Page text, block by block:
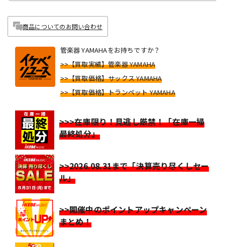
商品についてのお問い合わせ
管楽器 YAMAHAをお持ちですか？
>>【買取実績】管楽器 YAMAHA
>>【買取価格】サックス YAMAHA
>>【買取価格】トランペット YAMAHA
>>>在庫限り！見逃し厳禁！「在庫一掃
最終処分」
>>2026.08.31まで「決算売り尽くしセー
ル」
>>開催中のポイントアップキャンペーン
まとめ！